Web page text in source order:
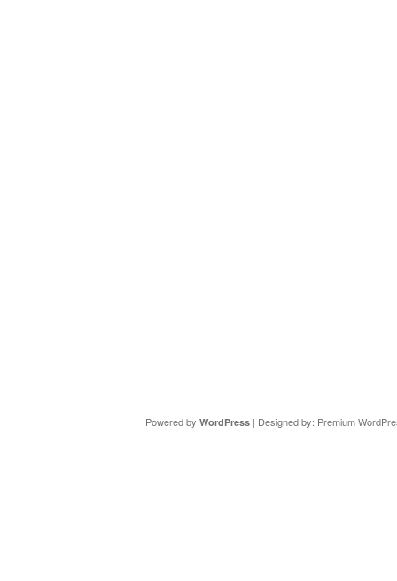
Powered by WordPress| Designed by: Premium